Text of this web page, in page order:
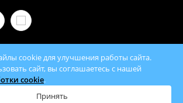
— продажа отопительного
с доставкой по всей Беларуси
cookie для улучшения работы сайта.
сайт, вы соглашаетесь с нашей
cookie.
Принять